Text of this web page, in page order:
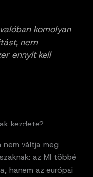
komolyan
nem
ennyit kell
kezdete?
nem váltja meg
az MI többé
hanem az európai